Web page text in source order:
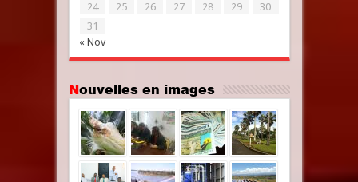
« Nov
24
25 26 27 28 29
30
31
Nouvelles en images